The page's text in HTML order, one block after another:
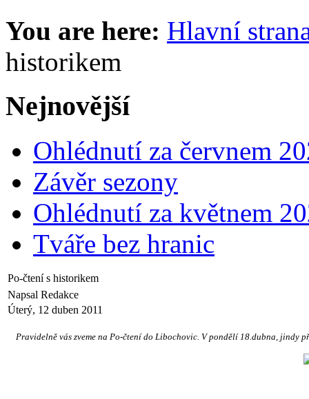
You are here: Hlavní
historikem
Nejnovější
Ohlédnutí za červnem
Závěr sezony
Ohlédnutí za květnem
Tváře bez hranic
Po-čtení s historikem
Napsal Redakce
Úterý, 12 duben 2011
Pravidelně vás zveme na Po-čtení do Libochovic. V pondělí 18.dubna, jindy